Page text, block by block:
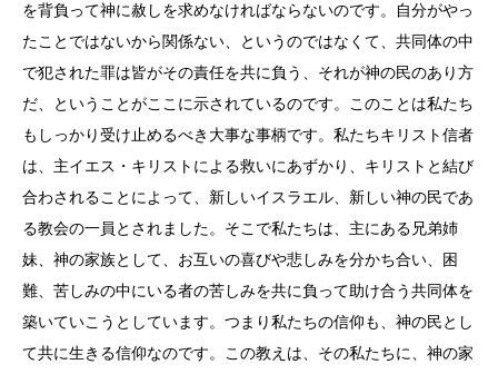
を背負って神に赦しを求めなければならないのです。自分がやっ
たことではないから関係ない、というのではなくて、共同体の中
で犯された罪は皆がその責任を共に負う、それが神の民のあり方
だ、ということがここに示されているのです。このことは私たち
もしっかり受け止めるべき大事な事柄です。私たちキリスト信者
は、主イエス・キリストによる救いにあずかり、キリストと結び
合わされることによって、新しいイスラエル、新しい神の民であ
る教会の一員とされました。そこで私たちは、主にある兄弟姉
妹、神の家族として、お互いの喜びや悲しみを分かち合い、困
難、苦しみの中にいる者の苦しみを共に負って助け合う共同体を
築いていこうとしています。つまり私たちの信仰も、神の民とし
て共に生きる信仰なのです。この教えは、その私たちに、神の家